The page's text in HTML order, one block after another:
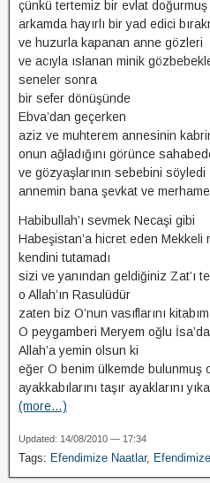
çünkü tertemiz bir evlat doğurmuş
arkamda hayırlı bir yad edici
ve huzurla kapanan anne gözleri
ve acıyla ıslanan minik
seneler sonra
bir sefer dönüşünde
Ebva’dan geçerken
aziz ve muhterem annesinin
onun ağladığını görünce
ve gözyaşlarının sebebini söyledi
annemin bana şevkat ve
Habibullah’ı sevmek Necaşi gibi
Habeşistan’a hicret eden Mekkeli
kendini tutamadı
sizi ve yanından geldiğiniz Zat’ı
o Allah’ın Rasulüdür
zaten biz O’nun vasıflarını
O peygamberi Meryem oğlu
Allah’a yemin olsun ki
eğer O benim ülkemde bulunmuş
ayakkabılarını taşır ayaklarını
(more…)
Updated: 14/08/2010 — 17:34
Tags: Efendimize Naatlar,